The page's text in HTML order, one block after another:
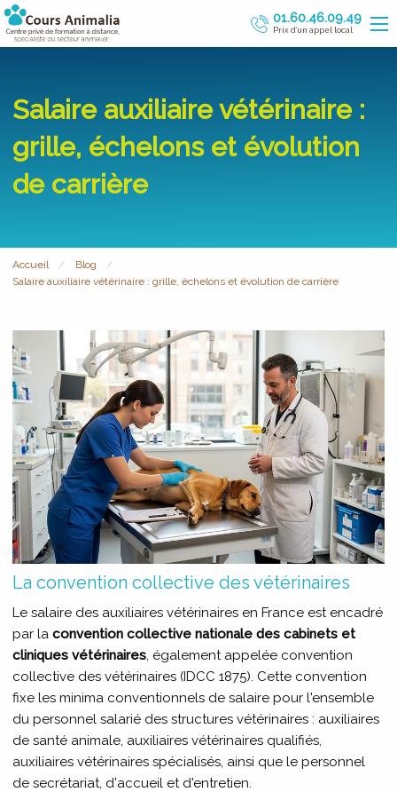
01.60.46.09.49
Prix d’un appel local
Salaire auxiliaire vétérinaire :
grille, échelons et évolution
de carrière
Accueil
Blog
Salaire auxiliaire vétérinaire : grille, échelons et évolution de carrière
La convention collective des vétérinaires
Le salaire des auxiliaires vétérinaires en France est encadré
par la convention collective nationale des cabinets et
cliniques vétérinaires, également appelée convention
collective des vétérinaires (IDCC 1875). Cette convention
fixe les minima conventionnels de salaire pour l'ensemble
du personnel salarié des structures vétérinaires : auxiliaires
de santé animale, auxiliaires vétérinaires qualifiés,
auxiliaires vétérinaires spécialisés, ainsi que le personnel
de secrétariat, d'accueil et d'entretien.